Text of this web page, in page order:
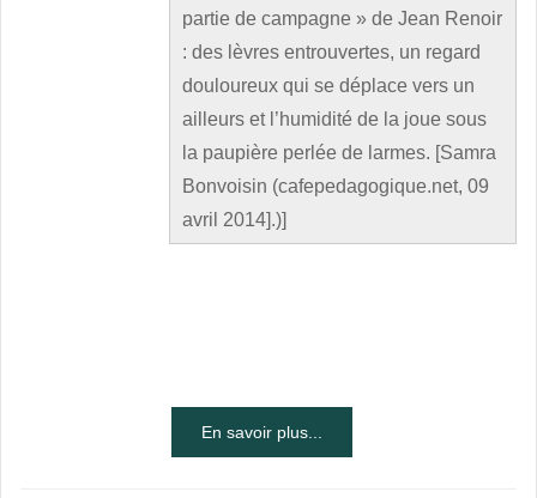
partie de campagne » de Jean Renoir
: des lèvres entrouvertes, un regard
douloureux qui se déplace vers un
ailleurs et l’humidité de la joue sous
la paupière perlée de larmes. [Samra
Bonvoisin (cafepedagogique.net, 09
avril 2014].)]
En savoir plus...